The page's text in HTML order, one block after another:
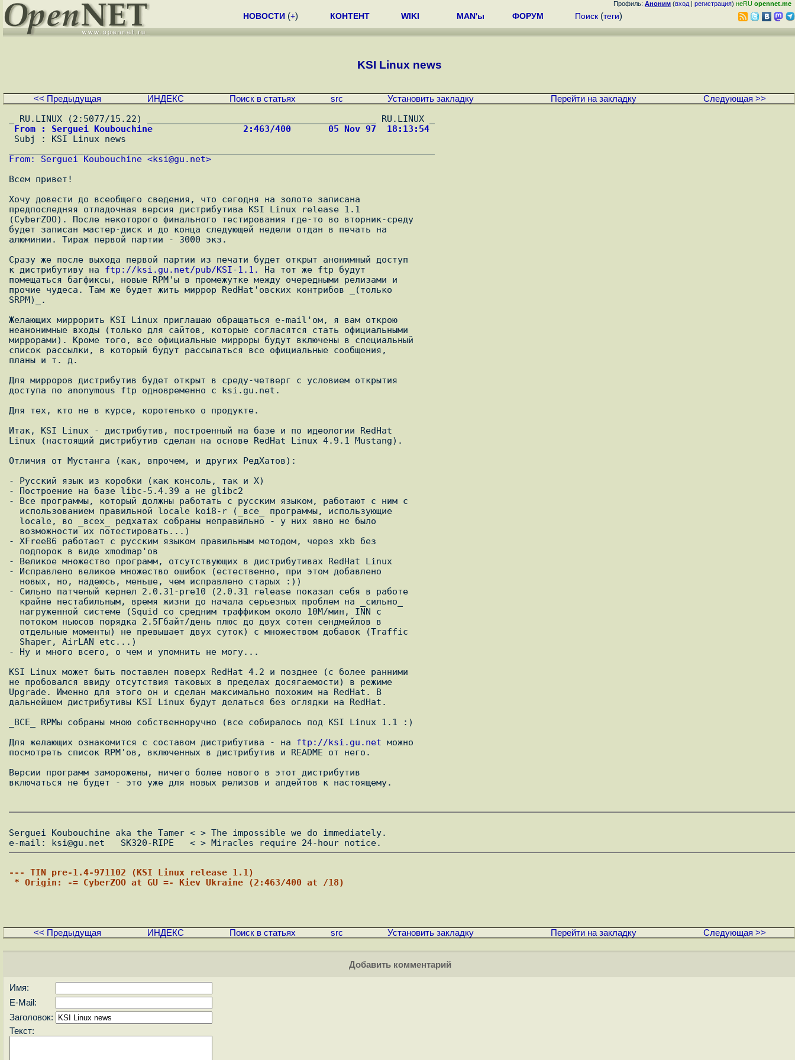
Профиль: Аноним (вход | регистрация) неRU opennet.me
НОВОСТИ (+) КОНТЕНТ WIKI MAN'ы ФОРУМ Поиск (теги)
KSI Linux news
<< Предыдущая ИНДЕКС Поиск в статьях src Установить закладку Перейти на закладку Следующая >>
From : Serguei Koubouchine                 2:463/400       05 Nov 97  18:13:54
From: Serguei Koubouchine <ksi@gu.net>
Всем привет!
Хочу довести до всеобщего сведения, что сегодня на золоте записана
предпоследняя отладочная версия дистрибутива KSI Linux release 1.1
(CyberZOO). После некоторого финального тестирования где-то во вторник-среду
будет записан мастер-диск и до конца следующей недели отдан в печать на
алюминии. Тираж первой партии - 3000 экз.
Сразу же после выхода первой партии из печати будет открыт анонимный доступ
к дистрибутиву на ftp://ksi.gu.net/pub/KSI-1.1.
Hа тот же ftp будут
помещаться багфиксы, новые RPM'ы в промежутке между очередными релизами и
прочие чудеса. Там же будет жить миррор RedHat'овских контрибов _(только
SRPM)_.
Желающих миррорить KSI Linux приглашаю обращаться e-mail'ом, я вам открою
неанонимные входы (только для сайтов, которые согласятся стать официальными
миррорами). Кроме того, все официальные мирроры будут включены в специальный
список рассылки, в который будут рассылаться все официальные сообщения,
планы и т. д.
Для мирроров дистрибутив будет открыт в среду-четверг с условием открытия
доступа по anonymous ftp одновременно с ksi.gu.net.
Для тех, кто не в курсе, коротенько о продукте.
Итак, KSI Linux - дистрибутив, построенный на базе и по идеологии RedHat
Linux (настоящий дистрибутив сделан на основе RedHat Linux 4.9.1 Mustang).
Отличия от Мустанга (как, впрочем, и других РедХатов):
- Русский язык из коробки (как консоль, так и Х)
- Построение на базе libc-5.4.39 а не glibc2
- Все программы, который должны работать с русским языком, работают с ним с
- XFree86 работает с русским языком правильным методом, через xkb без
- Великое множество программ, отсутствующих в дистрибутивах RedHat Linux
- Исправлено великое множество ошибок (естественно, при этом добавлено
- Сильно патченый кернел 2.0.31-pre10 (2.0.31 release показал себя в работе
- Hу и много всего, о чем и упомнить не могу...
KSI Linux может быть поставлен поверх RedHat 4.2 и позднее (с более ранними
не пробовался ввиду отсутствия таковых в пределах досягаемости) в режиме
Upgrade. Именно для этого он и сделан максимально похожим на RedHat. В
дальнейшем дистрибутивы KSI Linux будут делаться без оглядки на RedHat.
_ВСЕ_ RPMы собраны мною собственноручно (все собиралось под KSI Linux 1.1 :)
Для желающих ознакомится с составом дистрибутива - на ftp://ksi.gu.net можно
посмотреть список RPM'ов, включенных в дистрибутив и README от него.
Версии программ заморожены, ничего более нового в этот дистрибутив
включаться не будет - это уже для новых релизов и апдейтов к настоящему.
Serguei Koubouchine aka the Tamer < > The impossible we do immediately.
--- TIN pre-1.4-971102 (KSI Linux release 1.1)
* Origin: -= CyberZOO at GU =- Kiev Ukraine (2:463/400 at /18)
<< Предыдущая ИНДЕКС Поиск в статьях src Установить закладку Перейти на закладку Следующая >>
Добавить комментарий
Имя:
E-Mail:
Заголовок:
Текст: